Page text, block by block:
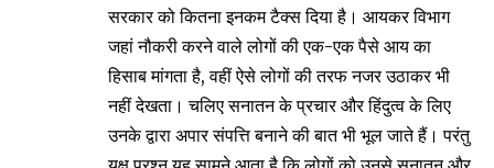
सरकार को कितना इनकम टैक्स दिया है। आयकर विभाग
जहां नौकरी करने वाले लोगों की एक-एक पैसे आय का
हिसाब मांगता है, वहीं ऐसे लोगों की तरफ नजर उठाकर भी
नहीं देखता। चलिए सनातन के प्रचार और हिंदुत्व के लिए
उनके द्वारा अपार संपत्ति बनाने की बात भी भूल जाते हैं। परंतु